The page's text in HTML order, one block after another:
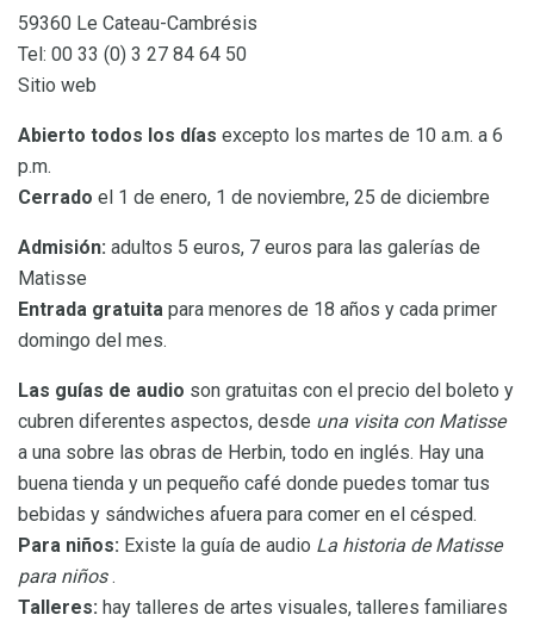
59360 Le Cateau-Cambrésis
Tel: 00 33 (0) 3 27 84 64 50
Sitio web
Abierto todos los días excepto los martes de 10 a.m. a 6
p.m.
Cerrado el 1 de enero, 1 de noviembre, 25 de diciembre
Admisión: adultos 5 euros, 7 euros para las galerías de
Matisse
Entrada gratuita para menores de 18 años y cada primer
domingo del mes.
Las guías de audio son gratuitas con el precio del boleto y
cubren diferentes aspectos, desde una visita con Matisse
a una sobre las obras de Herbin, todo en inglés. Hay una
buena tienda y un pequeño café donde puedes tomar tus
bebidas y sándwiches afuera para comer en el césped.
Para niños: Existe la guía de audio La historia de Matisse
para niños.
Talleres: hay talleres de artes visuales, talleres familiares